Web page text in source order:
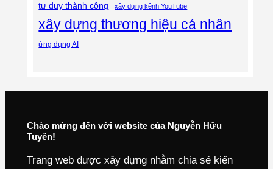
tư duy thành công xây dựng kênh YouTube
xây dựng thương hiệu cá nhân
ứng dụng AI
Chào mừng đến với website của Nguyễn Hữu
Tuyên!
Trang web được xây dựng nhằm chia sẻ kiến